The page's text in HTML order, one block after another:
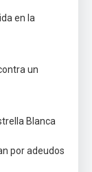
en la
un
Blanca
por adeudos